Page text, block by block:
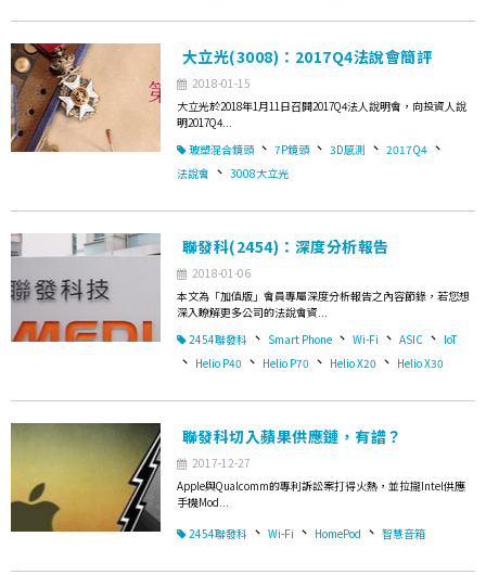
大立光(3008)：2017Q4法說會簡評
2018-01-15
大立光於2018年1月11日召開2017Q4法人說明會，向投資人說
明2017Q4...
玻塑混合鏡頭 、 7P鏡頭 、 3D感測 、 2017Q4 、
法說會 、 3008大立光
聯發科(2454)：深度分析報告
2018-01-06
本文為「加值版」會員專屬深度分析報告之內容節錄，若您想
深入瞭解更多公司的法說會資...
2454聯發科 、 Smart Phone 、 Wi-Fi 、 ASIC 、 IoT
、 Helio P40 、 Helio P70 、 Helio X20 、 Helio X30
聯發科切入蘋果供應鏈，有譜？
2017-12-27
Apple與Qualcomm的專利訴訟案打得火熱，並拉攏Intel供應
手機Mod...
2454聯發科 、 Wi-Fi 、 HomePod 、 智慧音箱